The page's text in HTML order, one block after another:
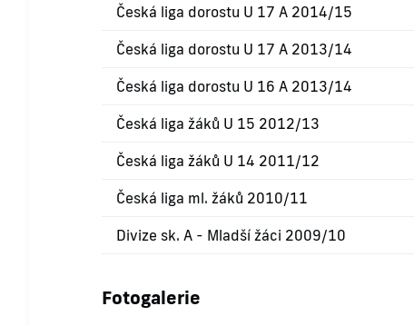
Česká liga dorostu U 17 A 2014/15
Česká liga dorostu U 17 A 2013/14
Česká liga dorostu U 16 A 2013/14
Česká liga žáků U 15 2012/13
Česká liga žáků U 14 2011/12
Česká liga ml. žáků 2010/11
Divize sk. A - Mladší žáci 2009/10
Fotogalerie